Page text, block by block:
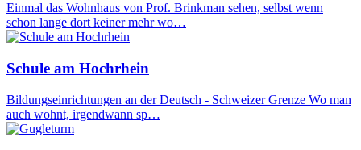
Einmal das Wohnhaus von Prof. Brinkman sehen, selbst wenn
schon lange dort keiner mehr wo…
Schule am Hochrhein
Bildungseinrichtungen an der Deutsch - Schweizer Grenze Wo man
auch wohnt, irgendwann sp…